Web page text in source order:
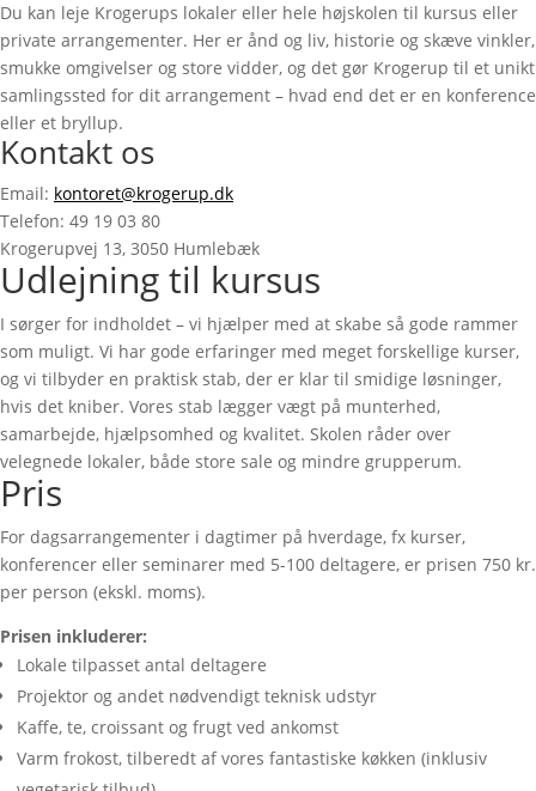
Du kan leje Krogerups lokaler eller hele højskolen til kursus eller
private arrangementer. Her er ånd og liv, historie og skæve vinkler,
smukke omgivelser og store vidder, og det gør Krogerup til et unikt
samlingssted for dit arrangement – hvad end det er en konference
eller et bryllup.
Kontakt os
Email: kontoret@krogerup.dk
Telefon: 49 19 03 80
Krogerupvej 13, 3050 Humlebæk
Udlejning til kursus
I sørger for indholdet – vi hjælper med at skabe så gode rammer
som muligt. Vi har gode erfaringer med meget forskellige kurser,
og vi tilbyder en praktisk stab, der er klar til smidige løsninger,
hvis det kniber. Vores stab lægger vægt på munterhed,
samarbejde, hjælpsomhed og kvalitet. Skolen råder over
velegnede lokaler, både store sale og mindre grupperum.
Pris
For dagsarrangementer i dagtimer på hverdage, fx kurser,
konferencer eller seminarer med 5-100 deltagere, er prisen 750 kr.
per person (ekskl. moms).
Prisen inkluderer:
Lokale tilpasset antal deltagere
Projektor og andet nødvendigt teknisk udstyr
Kaffe, te, croissant og frugt ved ankomst
Varm frokost, tilberedt af vores fantastiske køkken (inklusiv